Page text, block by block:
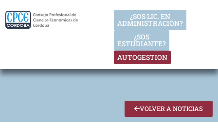
AUTOGESTION
¿SOS
ESTUDIANTE?
¿SOS LIC. EN
ADMINISTRACIÓN?
VOLVER A NOTICIAS